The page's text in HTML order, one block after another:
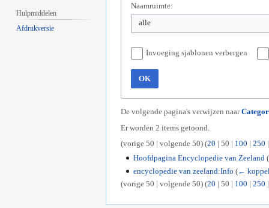
Naamruimte:
alle
Invoeging sjablonen verbergen
OK
De volgende pagina's verwijzen naar
Er worden 2 items getoond.
(vorige 50 | volgende 50) (20 | 50 | 100 | 250
Hoofdpagina Encyclopedie van Zeeland (
encyclopedie van zeeland:Info (←
(vorige 50 | volgende 50) (20 | 50 | 100 | 250
Hulpmiddelen
Afdrukversie